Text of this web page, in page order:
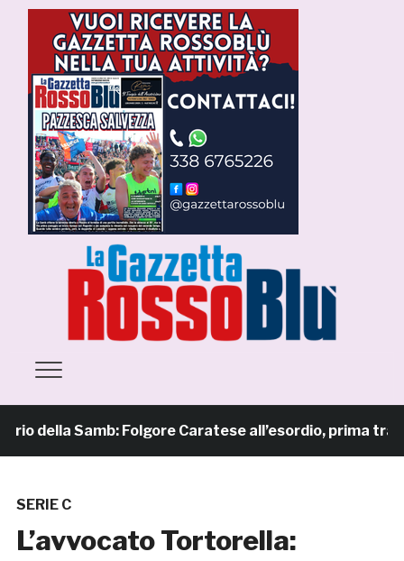
della Samb: Folgore Caratese all’esordio, prima
SERIE C
L’avvocato Tortorella: